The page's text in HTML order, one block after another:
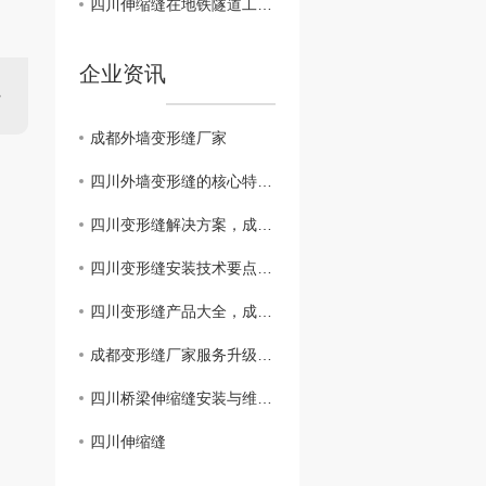
四川伸缩缝在地铁隧道工程中的应用与效果评估
企业资讯
成都外墙变形缝厂家
四川外墙变形缝的核心特点与工程价值 —— 成都市星辰花装饰工程
四川变形缝解决方案，成都专业变形缝施工团队上门服务
四川变形缝安装技术要点，成都变形缝..服务提供商
四川变形缝产品大全，成都变形缝价格透明更实惠
成都变形缝厂家服务升级：揭秘..交付背后的四大核心能力
四川桥梁伸缩缝安装与维护指南——四川厂家专业解析
四川伸缩缝